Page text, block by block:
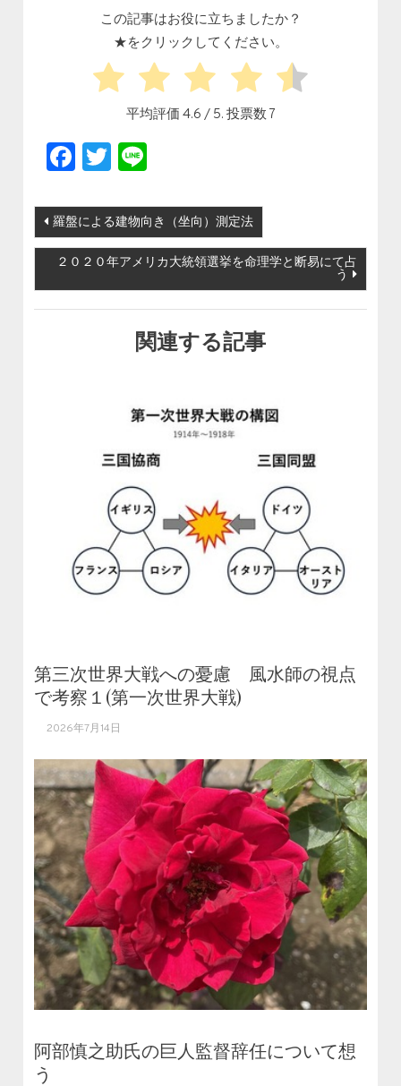
この記事はお役に立ちましたか？
★をクリックしてください。
平均評価 4.6 / 5. 投票数7
Facebook
Twitter
投稿ナビゲーション
羅盤による建物向き（坐向）測定法
２０２０年アメリカ大統領選挙を命理学と断易にて占
う
関連する記事
第三次世界大戦への憂慮 風水師の視点
で考察１(第一次世界大戦)
2026年7月14日
阿部慎之助氏の巨人監督辞任について想
う